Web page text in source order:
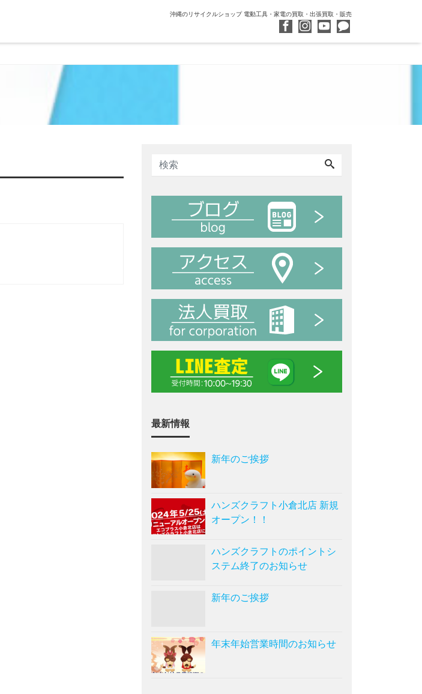
沖縄のリサイクルショップ 電動工具・家電の買取・出張買取・販売
最新情報
新年のご挨拶
ハンズクラフト小倉北店 新規
オープン！！
ハンズクラフトのポイントシ
ステム終了のお知らせ
新年のご挨拶
年末年始営業時間のお知らせ